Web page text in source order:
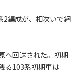
編成が、相次いで網
へ回送された。初期
る103系初期車は